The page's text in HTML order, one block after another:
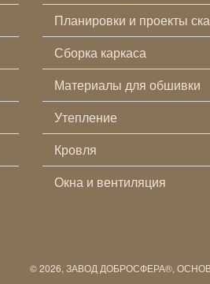
Планировки и проекты
Сборка каркаса
Материалы для обшивки
Утепление
Кровля
Окна и вентиляция
© 2026, ЗАВОД ДОБРОСФЕРА®,